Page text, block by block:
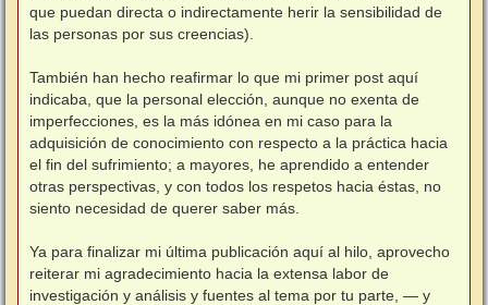
que puedan directa o indirectamente herir la sensibilidad de
las personas por sus creencias).
También han hecho reafirmar lo que mi primer post aquí
indicaba, que la personal elección, aunque no exenta de
imperfecciones, es la más idónea en mi caso para la
adquisición de conocimiento con respecto a la práctica hacia
el fin del sufrimiento; a mayores, he aprendido a entender
otras perspectivas, y con todos los respetos hacia éstas, no
siento necesidad de querer saber más.
Ya para finalizar mi última publicación aquí al hilo, aprovecho
reiterar mi agradecimiento hacia la extensa labor de
investigación y análisis y fuentes al tema por tu parte, — y